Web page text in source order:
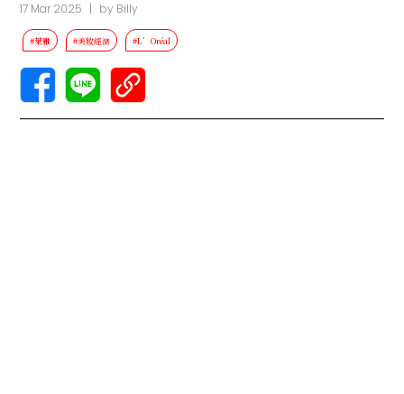
17 Mar 2025 | by Billy
#萊雅 #美妝經濟 #L’Oréal